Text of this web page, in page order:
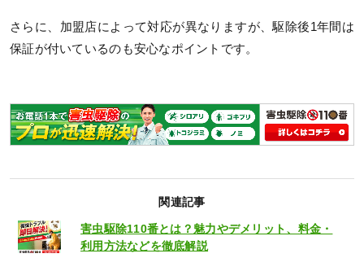
さらに、加盟店によって対応が異なりますが、駆除後1年間は
保証が付いているのも安心なポイントです。
関連記事
害虫駆除110番とは？魅力やデメリット、料金・
利用方法などを徹底解説